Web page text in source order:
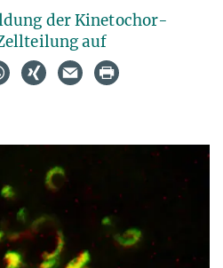
der Kinetochor-
auf